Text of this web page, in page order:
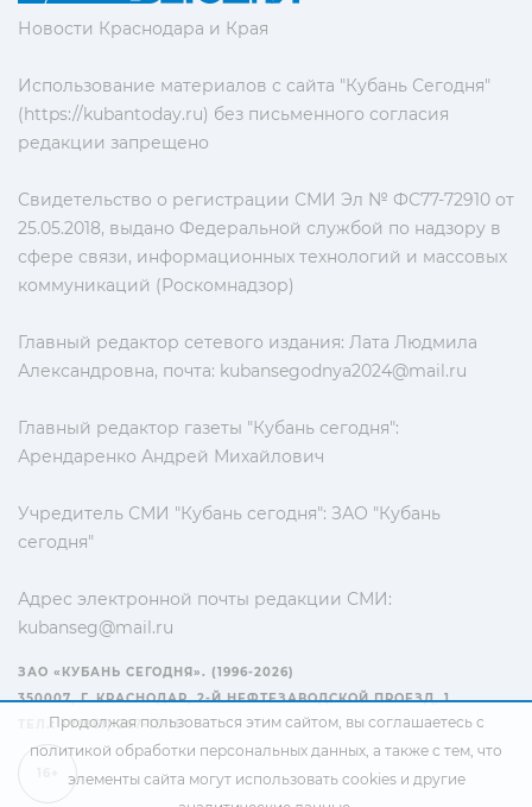
Новости Краснодара и Края
Использование материалов с сайта "Кубань Сегодня"
(https://kubantoday.ru) без письменного согласия
редакции запрещено
Свидетельство о регистрации СМИ Эл № ФС77-72910 от
25.05.2018, выдано Федеральной службой по надзору в
сфере связи, информационных технологий и массовых
коммуникаций (Роскомнадзор)
Главный редактор сетевого издания: Лата Людмила
Александровна, почта: kubansegodnya2024@mail.ru
Главный редактор газеты "Кубань сегодня":
Арендаренко Андрей Михайлович
Учредитель СМИ "Кубань сегодня": ЗАО "Кубань
сегодня"
Адрес электронной почты редакции СМИ:
kubanseg@mail.ru
ЗАО «КУБАНЬ СЕГОДНЯ». (1996-2026)
350007, Г. КРАСНОДАР, 2-Й НЕФТЕЗАВОДСКОЙ ПРОЕЗД, 1
ТЕЛ.: +7(861) 267-15-15
Продолжая пользоваться этим сайтом, вы соглашаетесь с
политикой обработки персональных данных, а также с тем, что
элементы сайта могут использовать cookies и другие